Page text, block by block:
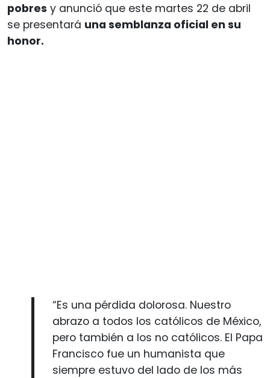
pobres y anunció que este martes 22 de abril
se presentará una semblanza oficial en su
honor.
“Es una pérdida dolorosa. Nuestro
abrazo a todos los católicos de México,
pero también a los no católicos. El Papa
Francisco fue un humanista que
siempre estuvo del lado de los más